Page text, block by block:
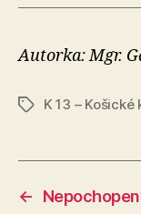
Autorka: Mgr.
ZnačkyK 13 –
←